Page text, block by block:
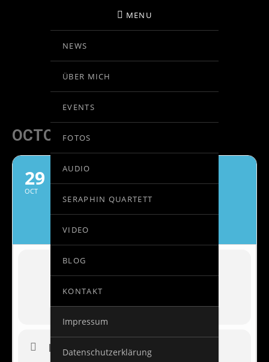
BIRGIT KOLAR
VIOLINE
MENU
NEWS
ÜBER MICH
EVENTS
FOTOS
AUDIO
SERAPHIN QUARTETT
VIDEO
BLOG
KONTAKT
Impressum
Datenschutzerklärung
OCTOBER, 2021
29
OCT
GASTKONZERTMEISTER
TENERIFE
EVENT DETAILS